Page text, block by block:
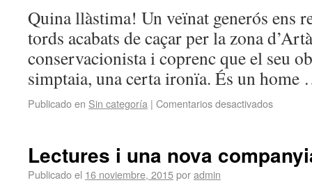
Quina llàstima! Un veïnat generós ens
tords acabats de caçar per la zona
conservacionista i coprenc que el seu
simptaia, una certa ironïa. És un
Publicado en Sin categoría | Comentarios desactivados
Lectures i una nova
Publicado el 16 noviembre, 2015poradmin